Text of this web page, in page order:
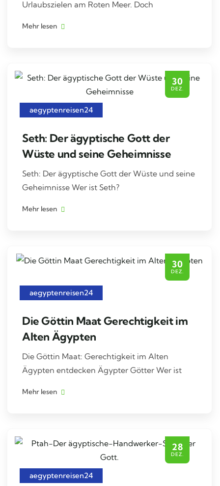
Urlaubszielen am Roten Meer. Doch
Mehr lesen
30
DEZ.
aegyptenreisen24
Seth: Der ägyptische Gott der
Wüste und seine Geheimnisse
Seth: Der ägyptische Gott der Wüste und seine
Geheimnisse Wer ist Seth?
Mehr lesen
30
DEZ.
aegyptenreisen24
Die Göttin Maat Gerechtigkeit im
Alten Ägypten
Die Göttin Maat: Gerechtigkeit im Alten
Ägypten entdecken Ägypter Götter Wer ist
Mehr lesen
28
DEZ.
aegyptenreisen24